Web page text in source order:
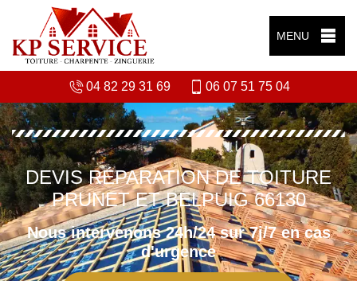
MENU
04 82 29 31 69 06 07 51 75 04
DEVIS RÉPARATION DE TOITURE
PRUNET ET BELPUIG 66130
Nous intervenons 24h/24 sur 7j/7 en cas
d'urgence